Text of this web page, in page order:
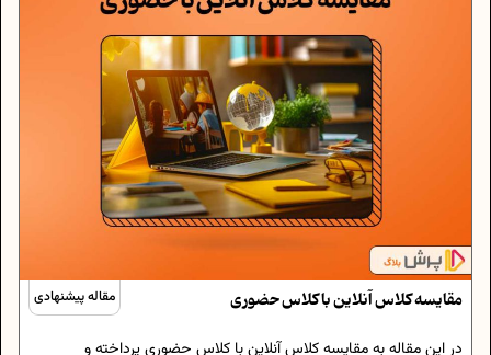
مقاله پیشنهادی مقایسه کلاس آنلاین با کلاس حضوری
در این مقاله به مقایسه کلاس آنلاین با کلاس حضوری پرداخته و